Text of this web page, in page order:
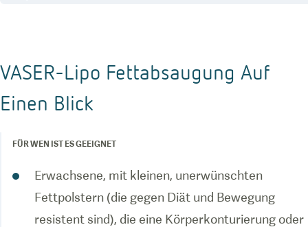
VASER-Lipo Fettabsaugung Auf
Einen Blick
FÜR WEN IST ES GEEIGNET
Erwachsene, mit kleinen, unerwünschten
Fettpolstern (die gegen Diät und Bewegung
resistent sind), die eine Körperkonturierung oder